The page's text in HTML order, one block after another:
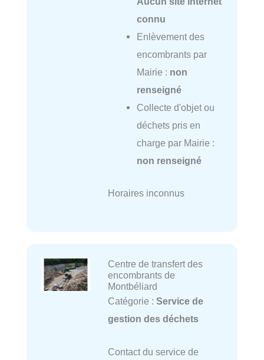
connu
Enlèvement des
encombrants par
Mairie : non
renseigné
Collecte d'objet ou
déchets pris en
charge par Mairie :
non renseigné
Horaires inconnus
Centre de transfert des
encombrants de
Montbéliard
Catégorie : Service de
gestion des déchets
Contact du service de